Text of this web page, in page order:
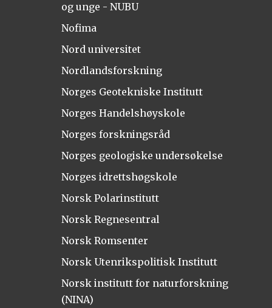
og unge - NUBU
Nofima
Nord universitet
Nordlandsforskning
Norges Geotekniske Institutt
Norges Handelshøyskole
Norges forskningsråd
Norges geologiske undersøkelse
Norges idrettshøgskole
Norsk Polarinstitutt
Norsk Regnesentral
Norsk Romsenter
Norsk Utenrikspolitisk Institutt
Norsk institutt for naturforskning
(NINA)